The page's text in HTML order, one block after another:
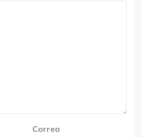
Correo